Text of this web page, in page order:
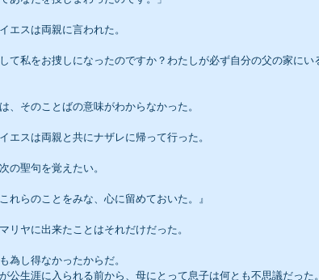
エスは両親に言われた。
して私をお捜しになったのですか？わたしが必ず自分の父の家に
、そのことばの意味がわからなかった。
エスは両親と共にナザレに帰って行った。
の聖句を覚えたい。
これらのことをみな、心に留めておいた。』
リヤに出来たことはそれだけだった。
為し得なかったからだ。
公生涯に入られる前から、母にとって息子は何とも不思議だった。